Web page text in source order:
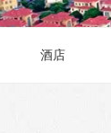
酒店